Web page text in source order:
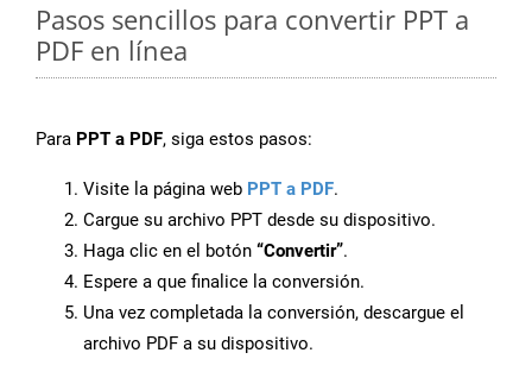
Pasos sencillos para convertir PPT a
PDF en línea
Para PPT a PDF, siga estos pasos:
Visite la página web PPT a PDF.
Cargue su archivo PPT desde su dispositivo.
Haga clic en el botón “Convertir”.
Espere a que finalice la conversión.
Una vez completada la conversión, descargue el
archivo PDF a su dispositivo.